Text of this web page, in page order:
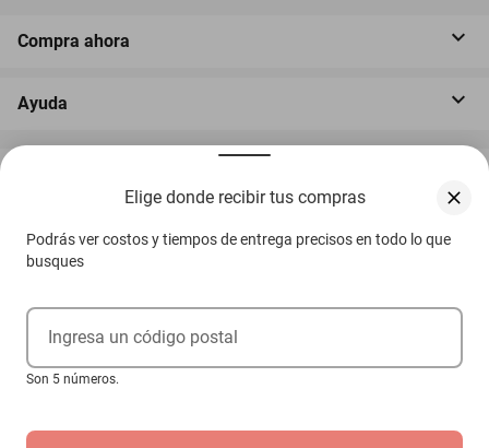
Elige donde recibir tus compras
Podrás ver costos y tiempos de entrega precisos en todo lo que
busques
Ingresa un código postal
Son 5 números.
Compra ahora
Ayuda
Acerca de Elektra